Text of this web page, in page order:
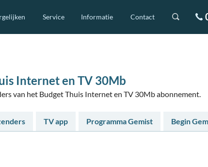
Service Informatie Contact
Internet en TV 30Mb
van het Budget Thuis Internet en TV 30Mb abonnement.
TV app Programma Gemist Begin